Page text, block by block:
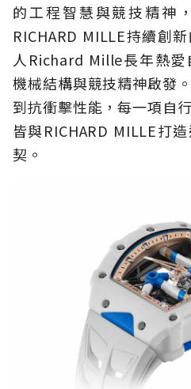
的工程智慧與競技精神
RICHARD MILLE持續創
人Richard Mille長年熱愛
機械結構與競技精神啟發
到抗衝擊性能，每一項自
皆與RICHARD MILLE打
契。